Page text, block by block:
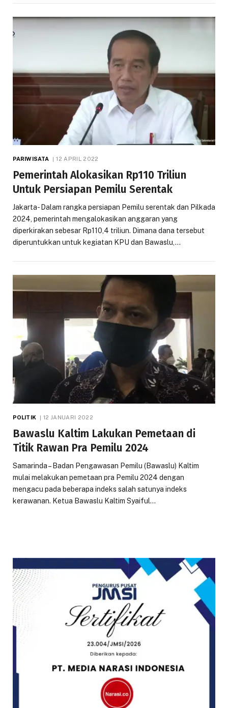
PARIWISATA 12 APRIL 2022
Pemerintah Alokasikan Rp110 Triliun
Untuk Persiapan Pemilu Serentak
Jakarta- Dalam rangka persiapan Pemilu serentak dan Pilkada
2024, pemerintah mengalokasikan anggaran yang
diperkirakan sebesar Rp110,4 triliun. Dimana dana tersebut
diperuntukkan untuk kegiatan KPU dan Bawaslu,…
POLITIK 12 JANUARI 2022
Bawaslu Kaltim Lakukan Pemetaan di
Titik Rawan Pra Pemilu 2024
Samarinda – Badan Pengawasan Pemilu (Bawaslu) Kaltim
mulai melakukan pemetaan pra Pemilu 2024 dengan
mengacu pada beberapa indeks salah satunya indeks
kerawanan. Ketua Bawaslu Kaltim Syaiful…